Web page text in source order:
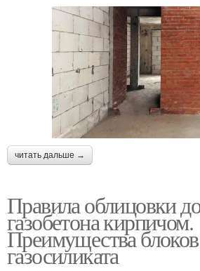
читать дальше →
Правила облицовки
газобетона кирпичом.
Преимущества
газосиликата